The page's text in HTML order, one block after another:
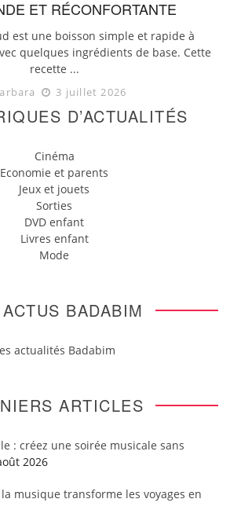
ET RÉCONFORTANTE
est une boisson simple et rapide à
quelques ingrédients de base. Cette
recette ...
3 juillet 2026
D’ACTUALITÉS
Cinéma
Economie et parents
Jeux et jouets
Sorties
DVD enfant
Livres enfant
Mode
BADABIM
actualités Badabim
ARTICLES
: créez une soirée musicale sans
2026
musique transforme les voyages en